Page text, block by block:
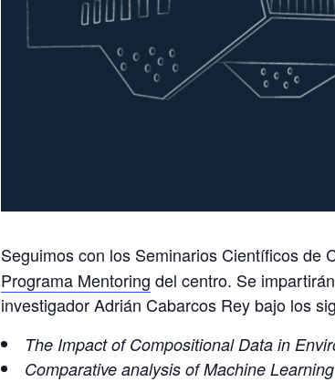
Seguimos con los Seminarios Científicos de
Programa Mentoring del centro. Se
investigador Adrián Cabarcos Rey bajo los
The Impact of Compositional Data in
Comparative analysis of Machine